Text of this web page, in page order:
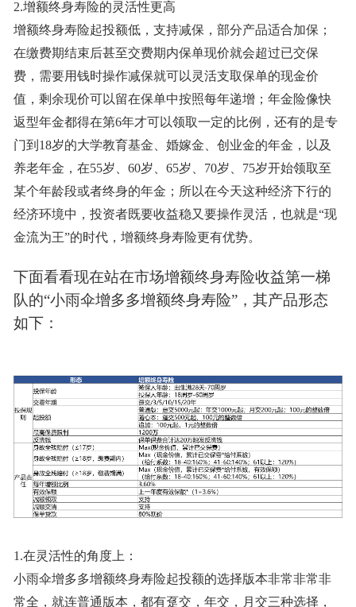
2.增额终身寿险的灵活性更高
增额终身寿险起投额低，支持减保，部分产品适合加保；
在缴费期结束后甚至交费期内保单现价就会超过已交保
费，需要用钱时操作减保就可以灵活支取保单的现金价
值，剩余现价可以留在保单中按照每年递增；年金险像快
返型年金都得在第6年才可以领取一定的比例，还有的是专
门到18岁的大学教育基金、婚嫁金、创业金的年金，以及
养老年金，在55岁、60岁、65岁、70岁、75岁开始领取至
某个年龄段或者终身的年金；所以在今天这种经济下行的
经济环境中，投资者既要收益稳又要操作灵活，也就是“现
金流为王”的时代，增额终身寿险更有优势。
下面看看现在站在市场增额终身寿险收益第一梯
队的“小雨伞增多多增额终身寿险”，其产品形态
如下：
1.在灵活性的角度上：
小雨伞增多多增额终身寿险起投额的选择版本非常非常非
常全，就连普通版本，都有趸交，年交，月交三种选择，